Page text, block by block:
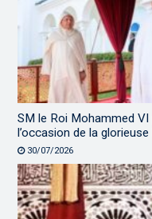
SM le Roi Mohammed VI
l’occasion de la
30/07/2026